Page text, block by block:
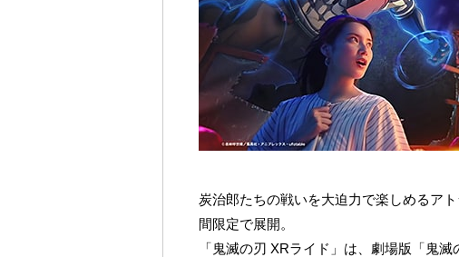
炭治郎たちの戦いを大迫力で楽しめるア
間限定で展開。
「鬼滅の刃 XRライド」は、劇場版「鬼